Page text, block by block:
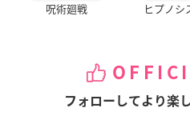
呪術廻戦 ヒプノシ
フォローしてより楽